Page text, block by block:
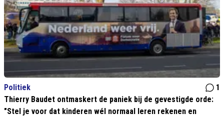
Politiek
1
Thierry Baudet ontmaskert de paniek bij de gevestigde orde:
"Stel je voor dat kinderen wél normaal leren rekenen en